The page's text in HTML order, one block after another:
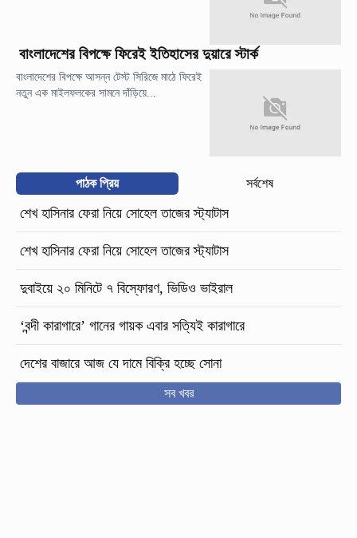
বাংলাদেশের বিপক্ষে ফিরেই ইতিহাসের দুয়ারে স্টার্ক
বাংলাদেশের বিপক্ষে আসন্ন টেস্ট সিরিজে মাঠে ফিরেই
নতুন এক মাইলফলকের সামনে দাঁড়িয়ে...
পাঠক প্রিয় সর্বশেষ
শেখ হাসিনার ফেরা নিয়ে সোহেল তাজের স্ট্যাটাস
শেখ হাসিনার ফেরা নিয়ে সোহেল তাজের স্ট্যাটাস
দুবাইয়ে ২০ মিনিটে ৭ বিস্ফোরণ, ভিডিও ভাইরাল
‘বন্দী কারাগারে’ গানের গায়ক এবার সত্যিই কারাগারে
দেশের বাজারে আজ যে দামে বিক্রি হচ্ছে সোনা
সব খবর